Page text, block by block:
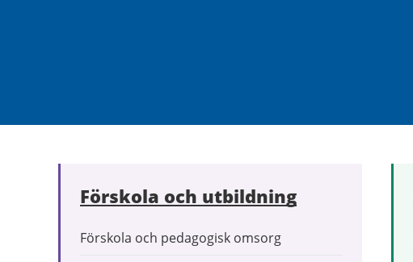
Förskola och utbildning
Förskola och pedagogisk omsorg